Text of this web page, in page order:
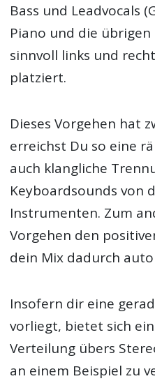
Bass und Leadvocals
Piano und die
sinnvoll links und
platziert.
Dieses Vorgehen hat
erreichst Du so eine
auch klangliche
Keyboardsounds von
Instrumenten. Zum
Vorgehen den
dein Mix dadurch
Insofern dir eine
vorliegt, bietet sich
Verteilung übers
an einem Beispiel zu